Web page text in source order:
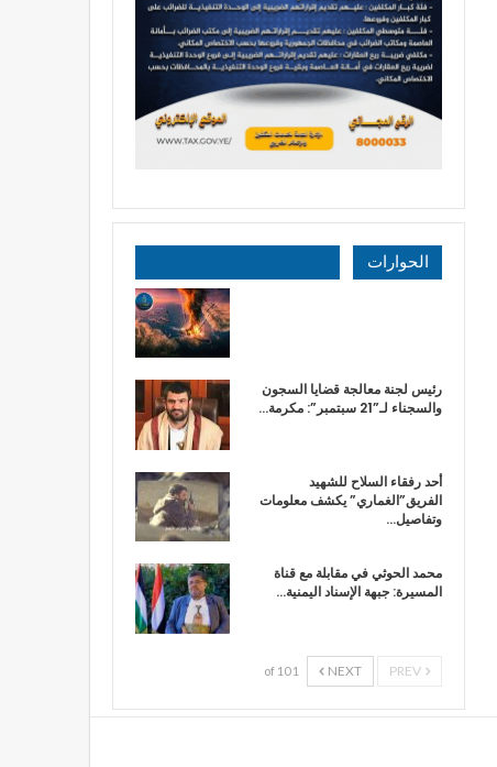
الحوارات
رئيس لجنة معالجة قضايا السجون
والسجناء لـ”21 سبتمبر”: مكرمة…
أحد رفقاء السلاح للشهيد
الفريق”الغماري” يكشف معلومات
وتفاصيل…
محمد الحوثي في مقابلة مع قناة
المسيرة: جبهة الإسناد اليمنية…
NEXT
1 of 10